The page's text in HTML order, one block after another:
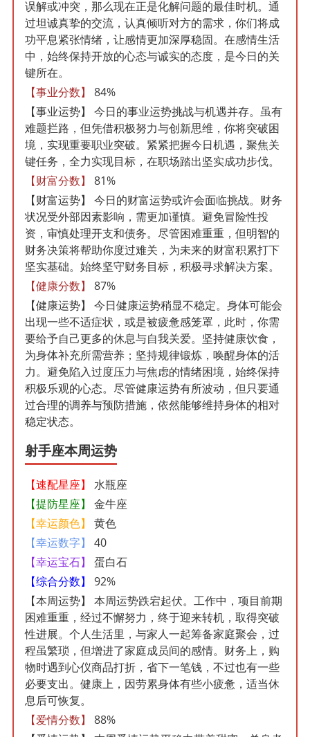
误解或冲突，那么现在正是化解问题的最佳时机。通
过坦诚真挚的交流，认真倾听对方的需求，你们将成
功平息紧张情绪，让感情更加深厚稳固。在感情生活
中，始终保持开放的心态与诚实的态度，是今日的关
键所在。
【事业分数】
84%
【事业运势】
今日的事业运势挑战与机遇并存。虽有
难题拦路，但凭借积极努力与创新思维，你将突破困
境，实现重要职业突破。紧紧把握今日机遇，聚焦关
键任务，全力实现目标，在职场踏出坚实成功步伐。
【财富分数】
81%
【财富运势】
今日的财富运势或许会面临挑战。财务
状况受外部因素影响，需更加谨慎。避免冒险性投
资，审慎处理开支和债务。尽管困难重重，但明智的
财务决策将帮助你度过难关，为未来的财富积累打下
坚实基础。始终坚守财务目标，积极寻求解决方案。
【健康分数】
87%
【健康运势】
今日健康运势稍显不稳定。身体可能会
出现一些不适症状，或是被疲惫感笼罩，此时，你需
要给予自己更多的休息与自我关爱。坚持健康饮食，
为身体补充所需营养；坚持规律锻炼，唤醒身体的活
力。避免陷入过度压力与焦虑的情绪困境，始终保持
积极乐观的心态。尽管健康运势有所波动，但只要通
过合理的调养与预防措施，依然能够维持身体的相对
稳定状态。
射手座本周运势
【速配星座】
水瓶座
【提防星座】
金牛座
【幸运颜色】
黄色
【幸运数字】
40
【幸运宝石】
蛋白石
【综合分数】
92%
【本周运势】
本周运势跌宕起伏。工作中，项目前期
困难重重，经过不懈努力，终于迎来转机，取得突破
性进展。个人生活里，与家人一起筹备家庭聚会，过
程虽繁琐，但增进了家庭成员间的感情。财务上，购
物时遇到心仪商品打折，省下一笔钱，不过也有一些
必要支出。健康上，因劳累身体有些小疲惫，适当休
息后可恢复。
【爱情分数】
88%